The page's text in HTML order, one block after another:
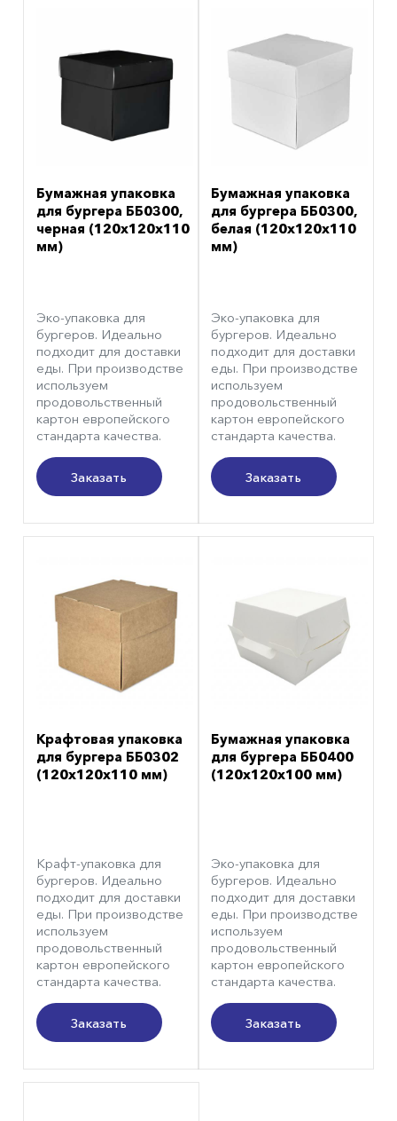
Бумажная упаковка
для бургера ББ0300,
черная (120х120х110
мм)
Эко-упаковка для
бургеров. Идеально
подходит для доставки
еды. При производстве
используем
продовольственный
картон европейского
стандарта качества.
Заказать
Бумажная упаковка
для бургера ББ0300,
белая (120х120х110
мм)
Эко-упаковка для
бургеров. Идеально
подходит для доставки
еды. При производстве
используем
продовольственный
картон европейского
стандарта качества.
Заказать
Крафтовая упаковка
для бургера ББ0302
(120х120х110 мм)
Крафт-упаковка для
бургеров. Идеально
подходит для доставки
еды. При производстве
используем
продовольственный
картон европейского
стандарта качества.
Заказать
Бумажная упаковка
для бургера ББ0400
(120х120х100 мм)
Эко-упаковка для
бургеров. Идеально
подходит для доставки
еды. При производстве
используем
продовольственный
картон европейского
стандарта качества.
Заказать